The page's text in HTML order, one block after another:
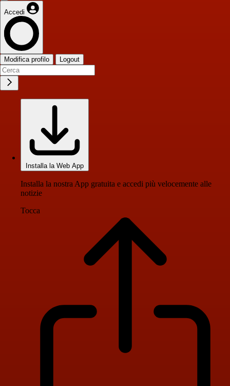
Accedi
Modifica profilo Logout
Installa la Web App
Installa la nostra App gratuita e accedi più velocemente alle
notizie
Tocca